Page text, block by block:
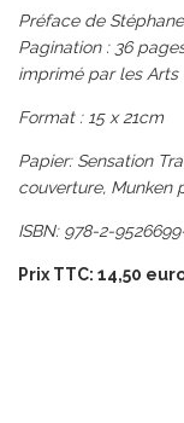
Préface de
Pagination : 36
imprimé par les Arts
Format : 15 x 21cm
Papier: Sensation
couverture, Munken
ISBN: 978-2-
Prix TTC: 14,50